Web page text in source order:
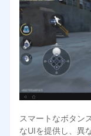
スマートなボタン
なUIを提供し、異